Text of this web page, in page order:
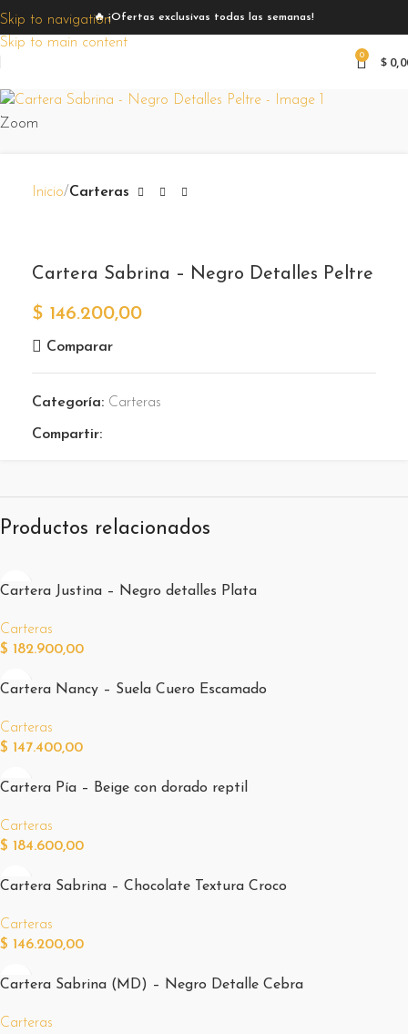
Skip to navigation
Skip to main content
🔥 ¡Ofertas exclusivas todas las semanas!
0 $
Zoom
Inicio Carteras
Cartera Sabrina – Negro Detalles Peltre
$ 146.200,00
Comparar
Categoría: Carteras
Compartir:
Productos relacionados
Cartera Justina – Negro detalles Plata
Carteras
$ 182.900,00
Cartera Nancy – Suela Cuero Escamado
Carteras
$ 147.400,00
Cartera Pía – Beige con dorado reptil
Carteras
$ 184.600,00
Cartera Sabrina – Chocolate Textura Croco
Carteras
$ 146.200,00
Cartera Sabrina (MD) – Negro Detalle Cebra
Carteras